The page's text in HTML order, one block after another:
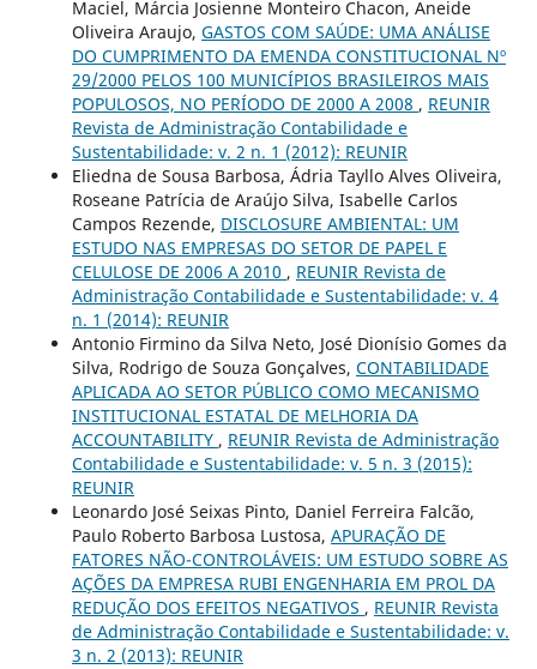
Maciel, Márcia Josienne Monteiro Chacon, Aneide
Oliveira Araujo, GASTOS COM SAÚDE: UMA ANÁLISE
DO CUMPRIMENTO DA EMENDA CONSTITUCIONAL Nº
29/2000 PELOS 100 MUNICÍPIOS BRASILEIROS MAIS
POPULOSOS, NO PERÍODO DE 2000 A 2008 , REUNIR
Revista de Administração Contabilidade e
Sustentabilidade: v. 2 n. 1 (2012): REUNIR
Eliedna de Sousa Barbosa, Ádria Tayllo Alves Oliveira,
Roseane Patrícia de Araújo Silva, Isabelle Carlos
Campos Rezende, DISCLOSURE AMBIENTAL: UM
ESTUDO NAS EMPRESAS DO SETOR DE PAPEL E
CELULOSE DE 2006 A 2010 , REUNIR Revista de
Administração Contabilidade e Sustentabilidade: v. 4
n. 1 (2014): REUNIR
Antonio Firmino da Silva Neto, José Dionísio Gomes da
Silva, Rodrigo de Souza Gonçalves, CONTABILIDADE
APLICADA AO SETOR PÚBLICO COMO MECANISMO
INSTITUCIONAL ESTATAL DE MELHORIA DA
ACCOUNTABILITY , REUNIR Revista de Administração
Contabilidade e Sustentabilidade: v. 5 n. 3 (2015):
REUNIR
Leonardo José Seixas Pinto, Daniel Ferreira Falcão,
Paulo Roberto Barbosa Lustosa, APURAÇÃO DE
FATORES NÃO-CONTROLÁVEIS: UM ESTUDO SOBRE AS
AÇÕES DA EMPRESA RUBI ENGENHARIA EM PROL DA
REDUÇÃO DOS EFEITOS NEGATIVOS , REUNIR Revista
de Administração Contabilidade e Sustentabilidade: v.
3 n. 2 (2013): REUNIR